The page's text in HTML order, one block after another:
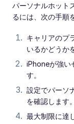
パーソナルホット
るには、次の手順
キャリアのプ
いるかどうか
iPhoneが強い
す。
設定でパーソ
を確認します。
最大制限に達